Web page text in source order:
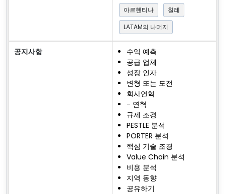
아르헨티나
칠레
LATAM의 나머지
공지사항
수익 예측
공급 업체
성장 인자
변형 또는 도전
회사연혁
- 연혁
규제 조경
PESTLE 분석
PORTER 분석
핵심 기술 조경
Value Chain 분석
비용 분석
지역 동향
공유하기